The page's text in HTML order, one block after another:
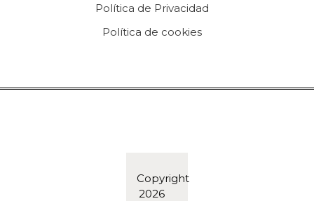
Política de Privacidad
Política de cookies
Copyright
2026